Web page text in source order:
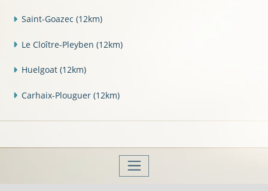
Saint-Goazec (12km)
Le Cloître-Pleyben (12km)
Huelgoat (12km)
Carhaix-Plouguer (12km)